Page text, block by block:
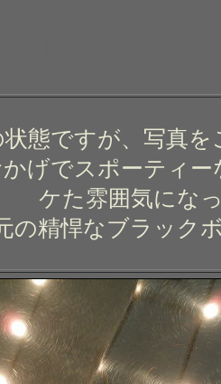
状態ですが、写真
げでスポーティ
ケた雰囲気にな
の精悍なブラック